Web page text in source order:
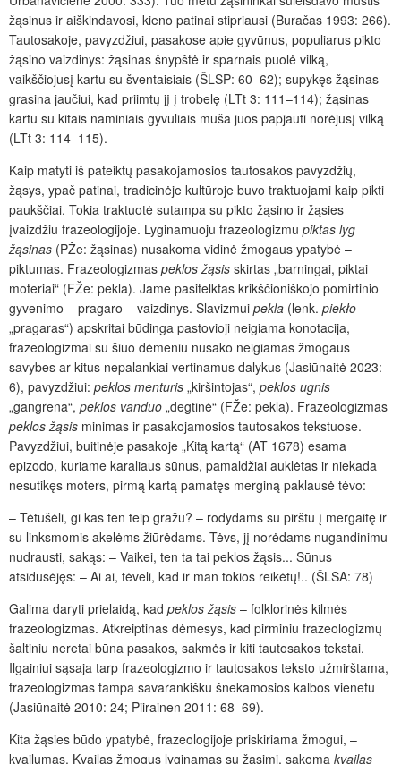
žąsinus ir aiškindavosi, kieno patinai stipriausi (Buračas 1993: 266).
Tautosakoje, pavyzdžiui, pasakose apie gyvūnus, populiarus pikto
žąsino vaizdinys: žąsinas šnypštė ir sparnais puolė vilką,
vaikščiojusį kartu su šventaisiais (ŠLSP: 60–62); supykęs žąsinas
grasina jaučiui, kad priimtų jį į trobelę (LTt 3: 111–114); žąsinas
kartu su kitais naminiais gyvuliais muša juos papjauti norėjusį vilką
(LTt 3: 114–115).
Kaip matyti iš pateiktų pasakojamosios tautosakos pavyzdžių,
žąsys, ypač patinai, tradicinėje kultūroje buvo traktuojami kaip pikti
paukščiai. Tokia traktuotė sutampa su pikto žąsino ir žąsies
įvaizdžiu frazeologijoje. Lyginamuoju frazeologizmu piktas lyg
žąsinas (PŽe: žąsinas) nusakoma vidinė žmogaus ypatybė –
piktumas. Frazeologizmas peklos žąsis skirtas „barningai, piktai
moteriai“ (FŽe: pekla). Jame pasitelktas krikščioniškojo pomirtinio
gyvenimo – pragaro – vaizdinys. Slavizmui pekla (lenk. piekło
„pragaras“) apskritai būdinga pastovioji neigiama konotacija,
frazeologizmai su šiuo dėmeniu nusako neigiamas žmogaus
savybes ar kitus nepalankiai vertinamus dalykus (Jasiūnaitė 2023:
6), pavyzdžiui: peklos menturis „kiršintojas“, peklos ugnis
„gangrena“, peklos vanduo „degtinė“ (FŽe: pekla). Frazeologizmas
peklos žąsis minimas ir pasakojamosios tautosakos tekstuose.
Pavyzdžiui, buitinėje pasakoje „Kitą kartą“ (AT 1678) esama
epizodo, kuriame karaliaus sūnus, pamaldžiai auklėtas ir niekada
nesutikęs moters, pirmą kartą pamatęs merginą paklausė tėvo:
– Tėtušėli, gi kas ten teip gražu? – rodydams su pirštu į mergaitę ir
su linksmomis akelėms žiūrėdams. Tėvs, jį norėdams nugandinimu
nudrausti, sakąs: – Vaikei, ten ta tai peklos žąsis... Sūnus
atsidūsėjęs: – Ai ai, tėveli, kad ir man tokios reikėtų!.. (ŠLSA: 78)
Galima daryti prielaidą, kad peklos žąsis – folklorinės kilmės
frazeologizmas. Atkreiptinas dėmesys, kad pirminiu frazeologizmų
šaltiniu neretai būna pasakos, sakmės ir kiti tautosakos tekstai.
Ilgainiui sąsaja tarp frazeologizmo ir tautosakos teksto užmirštama,
frazeologizmas tampa savarankišku šnekamosios kalbos vienetu
(Jasiūnaitė 2010: 24; Piirainen 2011: 68–69).
Kita žąsies būdo ypatybė, frazeologijoje priskiriama žmogui, –
kvailumas. Kvailas žmogus lyginamas su žąsimi, sakoma kvailas